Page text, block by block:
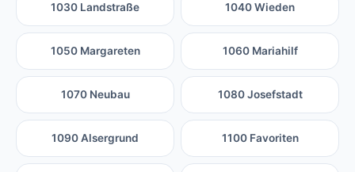
1030 Landstraße 1040 Wieden
1050 Margareten 1060 Mariahilf
1070 Neubau 1080 Josefstadt
1090 Alsergrund 1100 Favoriten